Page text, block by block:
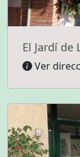
El Jardí de
Ver